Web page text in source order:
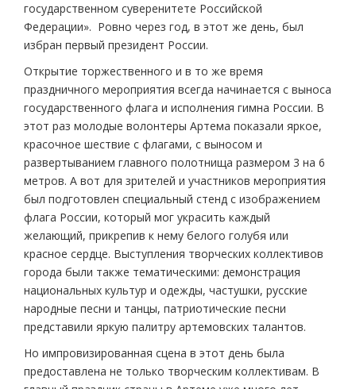
государственном суверенитете Российской
Федерации». Ровно через год, в этот же день, был
избран первый президент России.
Открытие торжественного и в то же время
праздничного мероприятия всегда начинается с выноса
государственного флага и исполнения гимна России. В
этот раз молодые волонтеры Артема показали яркое,
красочное шествие с флагами, с выносом и
развертыванием главного полотнища размером 3 на 6
метров. А вот для зрителей и участников мероприятия
был подготовлен специальный стенд с изображением
флага России, который мог украсить каждый
желающий, прикрепив к нему белого голубя или
красное сердце. Выступления творческих коллективов
города были также тематическими: демонстрация
национальных культур и одежды, частушки, русские
народные песни и танцы, патриотические песни
представили яркую палитру артемовских талантов.
Но импровизированная сцена в этот день была
предоставлена не только творческим коллективам. В